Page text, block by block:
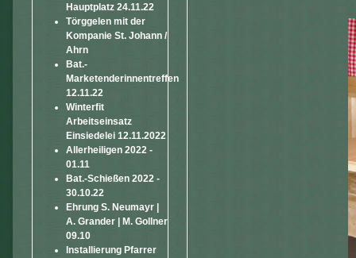
Hauptplatz 24.11.22
Törggelen mit der
Kompanie St. Johann /
Ahrn
Bat.-
Marketenderinnentreffen
12.11.22
Winterfit
Arbeitseinsatz
Einsiedelei 12.11.2022
Allerheiligen 2022 -
01.11
Bat.-Schießen 2022 -
30.10.22
Ehrung S. Neumayr |
A. Grander | M. Gollner
09.10
Installierung Pfarrer